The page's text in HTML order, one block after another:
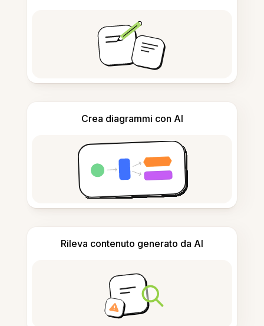
Crea diagrammi con AI
Rileva contenuto generato da AI